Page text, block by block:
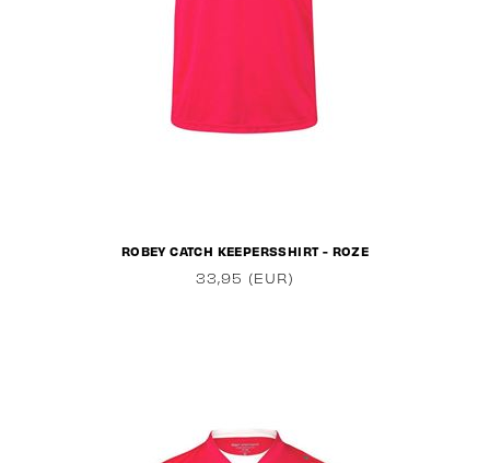
ROBEY CATCH KEEPERSSHIRT - ROZE
33,95 (EUR)